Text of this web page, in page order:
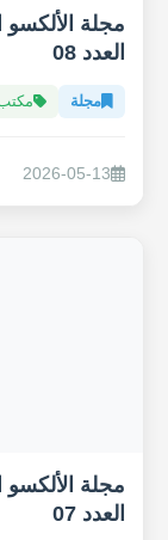
العدد 08
مجلة
2026-05-13
العدد 07